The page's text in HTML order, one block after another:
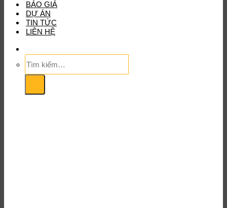
BÁO GIÁ
DỰ ÁN
TIN TỨC
LIÊN HỆ
Tìm
kiếm: